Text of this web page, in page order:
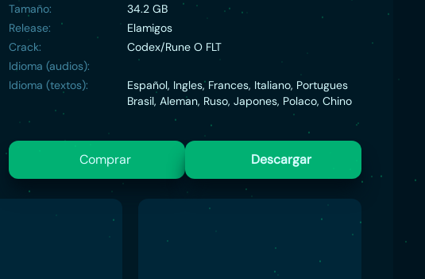
Tamaño:
34.2 GB
Release:
Elamigos
Crack:
Codex/Rune O FLT
Idioma (audios):
Idioma (textos):
Español, Ingles, Frances, Italiano, Portugues
Brasil, Aleman, Ruso, Japones, Polaco, Chino
Comprar Descargar